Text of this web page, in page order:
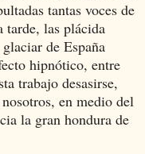
tantas voces de
tarde, las plácida
de España
hipnótico, entre
trabajo desasirse,
en medio del
la gran hondura de